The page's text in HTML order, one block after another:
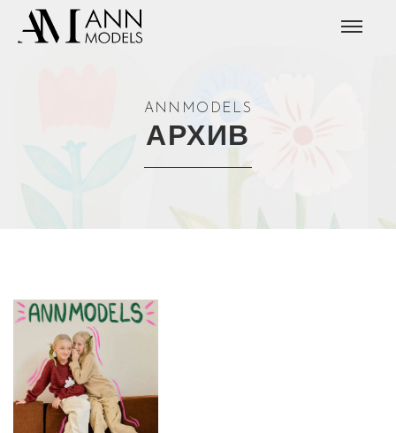
ANNMODELS
АРХИВ